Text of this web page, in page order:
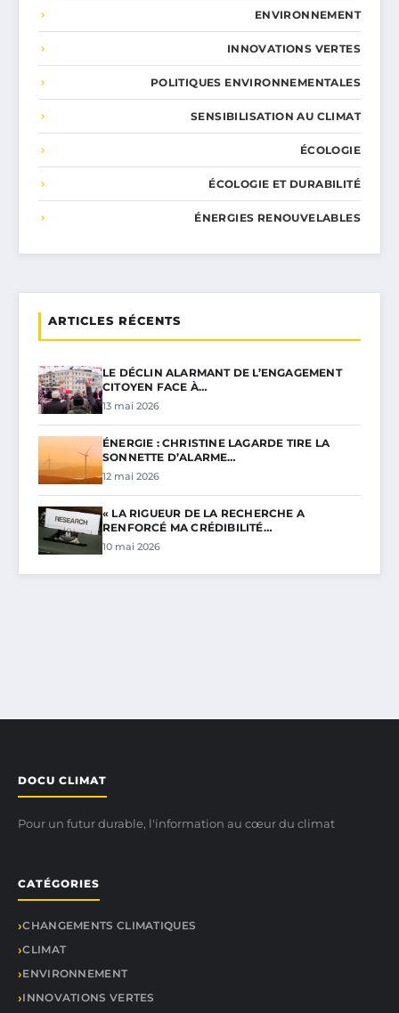
ENVIRONNEMENT
INNOVATIONS VERTES
POLITIQUES ENVIRONNEMENTALES
SENSIBILISATION AU CLIMAT
ÉCOLOGIE
ÉCOLOGIE ET DURABILITÉ
ÉNERGIES RENOUVELABLES
ARTICLES RÉCENTS
LE DÉCLIN ALARMANT DE L’ENGAGEMENT
CITOYEN FACE À…
13 mai 2026
ÉNERGIE : CHRISTINE LAGARDE TIRE LA
SONNETTE D’ALARME…
12 mai 2026
« LA RIGUEUR DE LA RECHERCHE A
RENFORCÉ MA CRÉDIBILITÉ…
10 mai 2026
DOCU CLIMAT
Pour un futur durable, l'information au cœur du climat
CATÉGORIES
CHANGEMENTS CLIMATIQUES
CLIMAT
ENVIRONNEMENT
INNOVATIONS VERTES